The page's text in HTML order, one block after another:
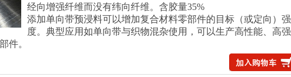
经向增强纤维而没有纬向纤维。含胶量35%
添加单向带预浸料可以增加复合材料零部件的目标（或定向）强
度。典型应用如单向带与织物混杂使用，可以生产高性能、高强
件。